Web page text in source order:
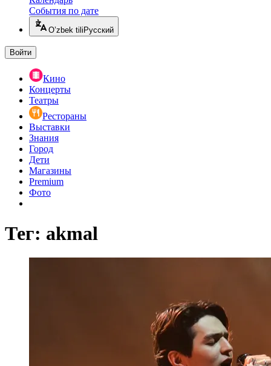
События по дате
O’zbek tili Русский
Войти
Кино
Концерты
Театры
Рестораны
Выставки
Знания
Город
Дети
Магазины
Premium
Фото
Тег: akmal